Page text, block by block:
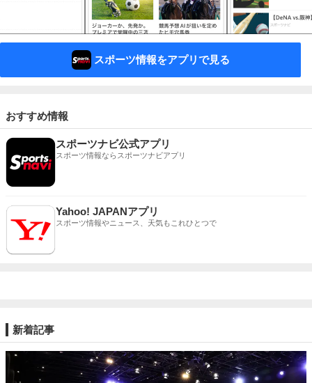
スポーツ情報をアプリで見る
おすすめ情報
スポーツナビ公式アプリ
スポーツ情報ならスポーツナビアプリ
Yahoo! JAPANアプリ
スポーツ情報やニュース、天気もこれひとつで
新着記事